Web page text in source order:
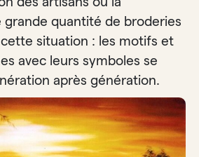
grande quantité de broderies
situation : les motifs et
avec leurs symboles se
après génération.